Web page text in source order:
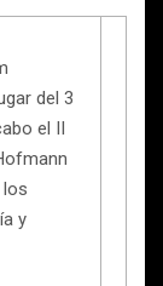
del 3
el II
los
y